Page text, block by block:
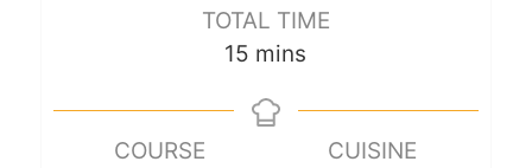
TOTAL TIME
15 mins
COURSE
CUISINE